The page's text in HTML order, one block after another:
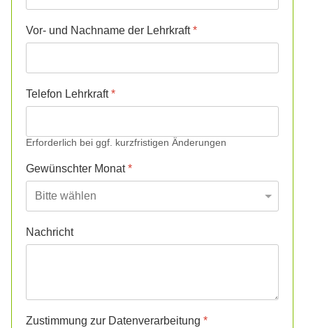
Vor- und Nachname der Lehrkraft*
Telefon Lehrkraft*
Erforderlich bei ggf. kurzfristigen Änderungen
Gewünschter Monat*
Nachricht
Zustimmung zur Datenverarbeitung*